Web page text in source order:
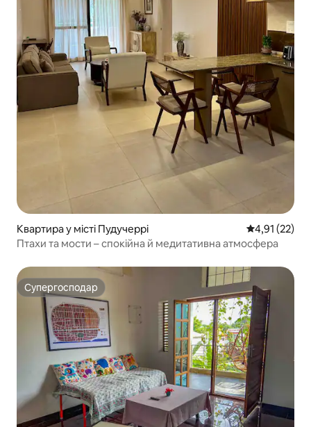
Квартира у місті Пудучеррі Середня
4,91 (22)
Птахи та мости – спокійна й медитативна атмосфера
Супергосподар
Супергосподар